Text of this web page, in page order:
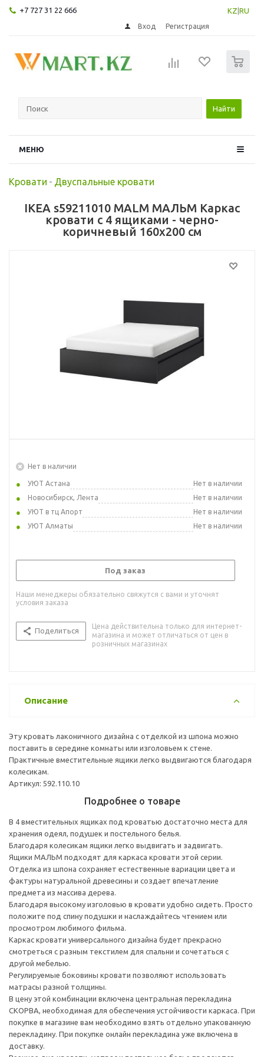
+7 727 31 22 666 KZ RU
Вход Регистрация
Найти
МЕНЮ
Кровати - Двуспальные кровати
IKEA s59211010 MALM МАЛЬМ Каркас
кровати с 4 ящиками - черно-
коричневый 160x200 см
Нет в наличии
УЮТ Астана
Нет в наличии
Новосибирск, Лента
Нет в наличии
УЮТ в тц Апорт
Нет в наличии
УЮТ Алматы
Нет в наличии
Под заказ
Наши менеджеры обязательно свяжутся с вами и уточнят
условия заказа
Поделиться
Цена действительна только для интернет-
магазина и может отличаться от цен в
розничных магазинах
Описание
Эту кровать лаконичного дизайна с отделкой из шпона можно
поставить в середине комнаты или изголовьем к стене.
Практичные вместительные ящики легко выдвигаются благодаря
колесикам.
Артикул: 592.110.10
Подробнее о товаре
В 4 вместительных ящиках под кроватью достаточно места для
хранения одеял, подушек и постельного белья.
Благодаря колесикам ящики легко выдвигать и задвигать.
Ящики МАЛЬМ подходят для каркаса кровати этой серии.
Отделка из шпона сохраняет естественные вариации цвета и
фактуры натуральной древесины и создает впечатление
предмета из массива дерева.
Благодаря высокому изголовью в кровати удобно сидеть. Просто
положите под спину подушки и наслаждайтесь чтением или
просмотром любимого фильма.
Каркас кровати универсального дизайна будет прекрасно
смотреться с разным текстилем для спальни и сочетаться с
другой мебелью.
Регулируемые боковины кровати позволяют использовать
матрасы разной толщины.
В цену этой комбинации включена центральная перекладина
СКОРВА, необходимая для обеспечения устойчивости каркаса. При
покупке в магазине вам необходимо взять отдельно упакованную
перекладину. При покупке онлайн перекладина уже включена в
доставку.